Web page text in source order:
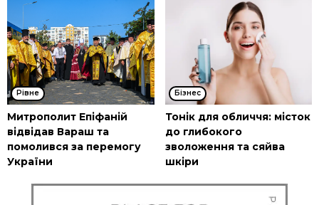
Рівне
Митрополит Епіфаній
відвідав Вараш та
помолився за перемогу
України
Бізнес
Тонік для обличчя: місток
до глибокого
зволоження та сяйва
шкіри